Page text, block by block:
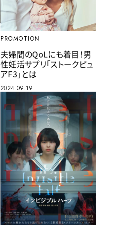
PROMOTION
夫婦間のQoLにも着目！男
性妊活サプリ「ストークピュ
アF3」とは
2024.09.19